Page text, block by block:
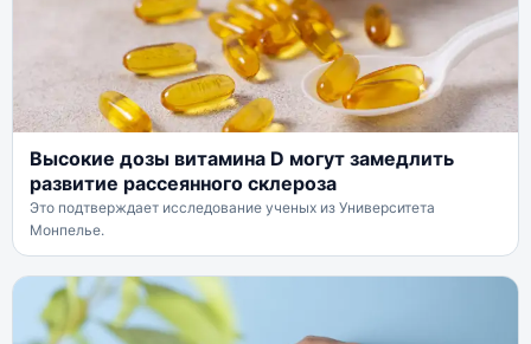
Высокие дозы витамина D могут замедлить
развитие рассеянного склероза
Это подтверждает исследование ученых из Университета
Монпелье.